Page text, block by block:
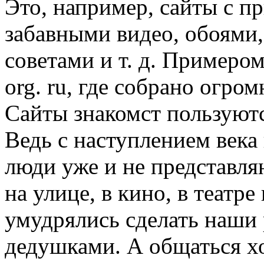
Это, например, сайты с
забавными видео,
советами и т. д.
org. ru, где собрано
Сайты знакомст
Ведь с наступлением
люди уже и не
на улице, в кино, в
умудрялись сделать
дедушками. А общаться